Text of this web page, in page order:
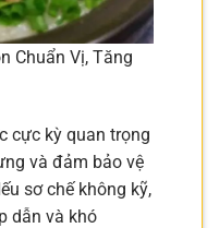
Chuẩn Vị, Tăng
cực kỳ quan trọng
và đảm bảo vệ
sơ chế không kỹ,
dẫn và khó